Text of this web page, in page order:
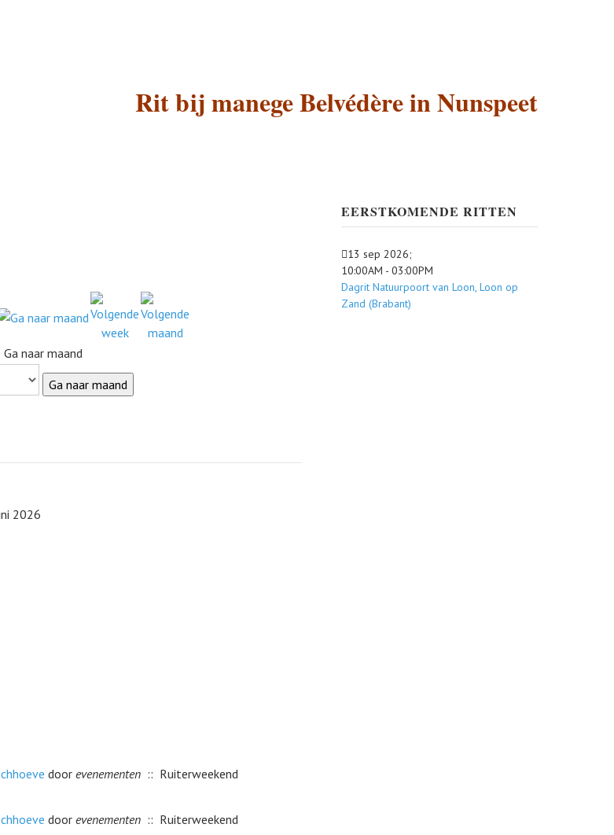
Rit bij manege Belvédère in Nunspeet
Ga naar maand
Ga naar maand
2026
doorevenementen:: Ruiterweekend
doorevenementen:: Ruiterweekend
EERSTKOMENDE RITTEN
13 sep 2026;
10:00AM - 03:00PM
Dagrit Natuurpoort van Loon, Loon op
Zand (Brabant)